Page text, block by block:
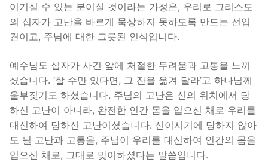
이기실 수 있는 분이실 것이라는 가정은, 우리로 그리스도
의 십자가 고난을 바르게 묵상하지 못하도록 만드는 선입
견이고, 주님에 대한 그릇된 인식입니다.
예수님도 십자가 사건 앞에 처절한 두려움과 고통을 느끼
셨습니다. ‘할 수만 있다면, 그 잔을 옮겨 달라’고 하나님께
울부짖기도 하셨습니다. 주님의 고난은 신의 위치에서 당
하신 고난이 아니라, 완전한 인간 몸을 입으신 채로 우리를
대신하여 당하신 고난이셨습니다. 신이시기에 당하지 않아
도 될 고난과 고통을, 주님이 우리를 대신하여 인간의 몸을
입으신 채로, 그대로 맞이하셨다는 말씀입니다.